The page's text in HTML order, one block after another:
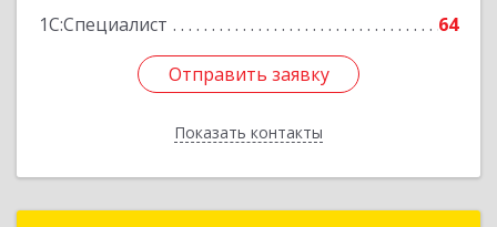
1С:Специалист
64
Отправить заявку
Показать контакты
Отправить заявку
Назад